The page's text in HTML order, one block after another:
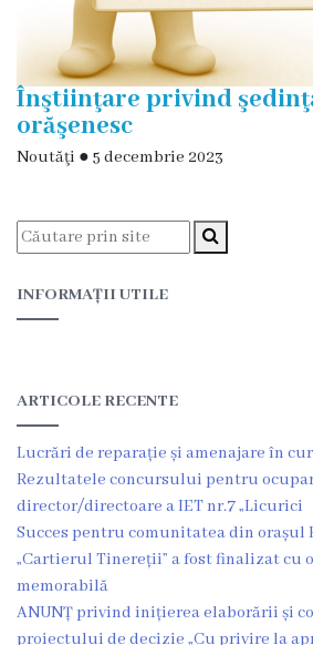
Licitații
și
achiziții
Transparență
financiară
Local
Participativă
Taxe
locale
Strategii
Locale
Înştiinţare privind
orăşenesc
Noutăţi ● 5 decembrie 2023
INFORMAȚII UTILE
ARTICOLE RECENTE
Lucrări de reparație și amenajare în
Rezultatele concursului pentru
director/directoare a IET nr.7 „Licurici
Succes pentru comunitatea din orașul
„Cartierul Tinereții” a fost finalizat cu
memorabilă
ANUNȚ privind inițierea elaborării și
proiectului de decizie „Cu privire la